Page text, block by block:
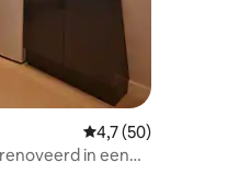
5, 14 recensies
Gemiddelde
4,7 (50)
in een